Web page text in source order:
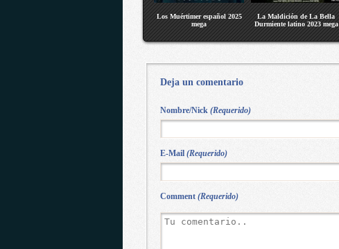
Los Muértimer español 2025
mega
La Maldición de La Bella
Durmiente latino 2023 mega
Deja un comentario
Comment (Requerido)
Nombre/Nick (Requerido)
E-Mail (Requerido)